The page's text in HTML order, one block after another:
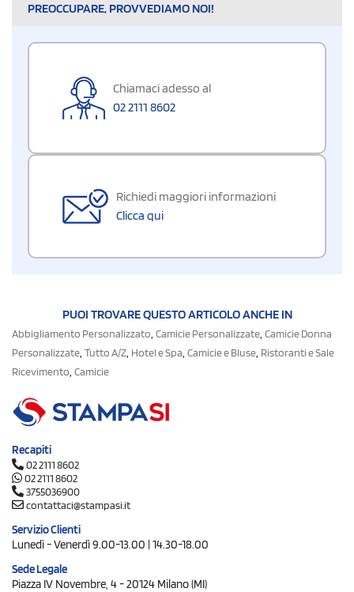
PREOCCUPARE, PROVVEDIAMO NOI!
Chiamaci adesso al
02 2111 8602
Richiedi maggiori informazioni
Clicca qui
PUOI TROVARE QUESTO ARTICOLO ANCHE IN
Abbigliamento Personalizzato, Camicie Personalizzate, Camicie Donna
Personalizzate, Tutto A/Z, Hotel e Spa, Camicie e Bluse, Ristoranti e Sale
Ricevimento, Camicie
Recapiti
02 2111 8602
02 2111 8602
3755036900
contattaci@stampasi.it
Servizio Clienti
Lunedì - Venerdì 9.00-13.00 | 14.30-18.00
Sede Legale
Piazza IV Novembre, 4 - 20124 Milano (MI)